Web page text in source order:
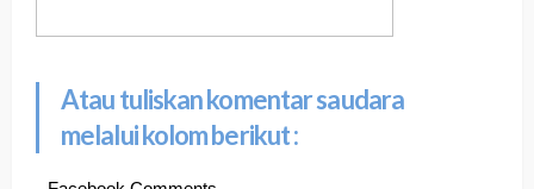
Atau tuliskan komentar saudara
melalui kolom berikut :